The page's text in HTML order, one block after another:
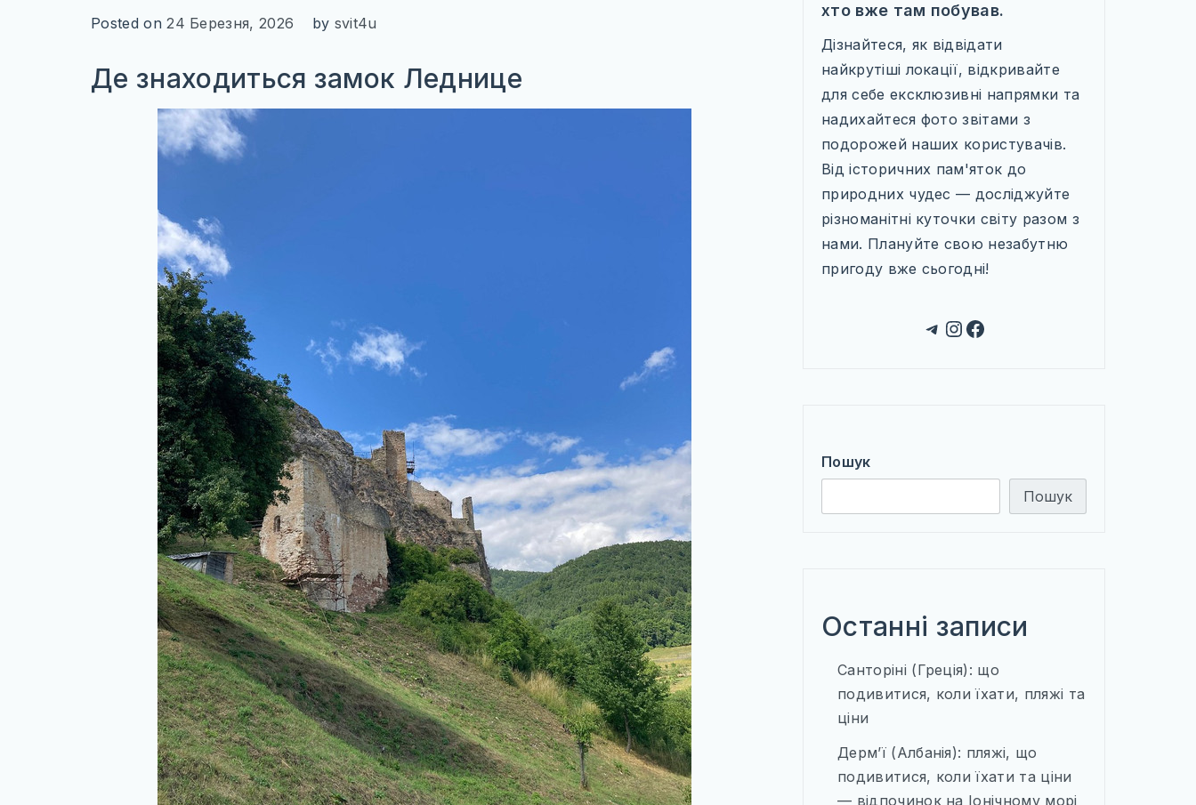
Posted on24 Березня, 2026 by svit4u
Де знаходиться замок Леднице
хто вже там побував.
Дізнайтеся, як відвідати
найкрутіші локації, відкривайте
для себе ексклюзивні напрямки та
надихайтеся фото звітами з
подорожей наших користувачів.
Від історичних пам'яток до
природних чудес — досліджуйте
різноманітні куточки світу разом з
нами. Плануйте свою незабутню
пригоду вже сьогодні!
Telegram
Instagram
Facebook
Пошук
Пошук
Останні записи
Санторіні (Греція): що
подивитися, коли їхати, пляжі та
ціни
Дерм’ї (Албанія): пляжі, що
подивитися, коли їхати та ціни
— відпочинок на Іонічному морі